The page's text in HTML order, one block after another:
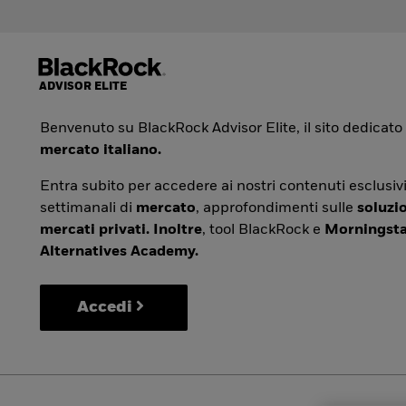
Benvenuto su BlackRock Advisor Elite, il sito dedicato
mercato italiano.
Entra subito per accedere ai nostri contenuti
settimanali di mercato, approfondimenti sulle
mercati privati. Inoltre, tool BlackRock e
Alternatives Academy.
Accedi